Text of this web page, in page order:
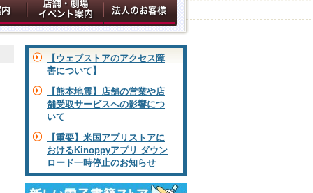
【ウェブストアのアクセス障
害について】
【熊本地震】店舗の営業や店
舗受取サービスへの影響につ
いて
【重要】米国アプリストアに
おけるKinoppyアプリ ダウン
ロード一時停止のお知らせ